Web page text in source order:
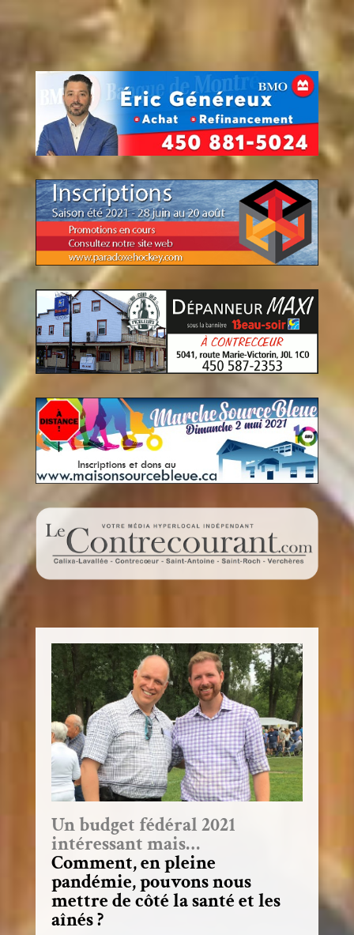
Un budget fédéral 2021
intéressant mais…
Comment, en pleine
pandémie, pouvons nous
mettre de côté la santé et les
aînés ?